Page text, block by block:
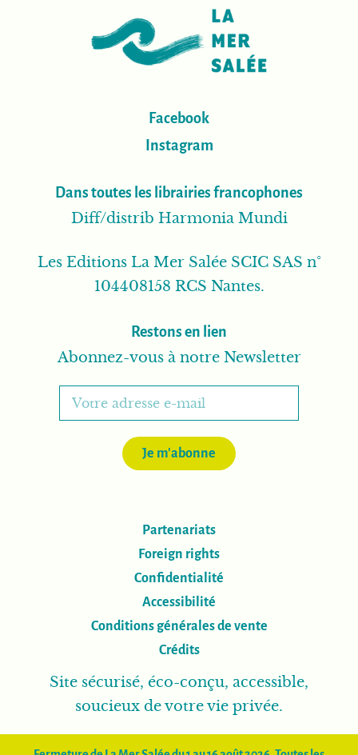
Facebook
Instagram
Dans toutes les librairies francophones
Diff/distrib Harmonia Mundi
Les Editions La Mer Salée SCIC SAS n°
104408158 RCS Nantes.
Restons en lien
Abonnez-vous à notre Newsletter
Je m'abonne
Partenariats
Foreign rights
Confidentialité
Accessibilité
Conditions générales de vente
Crédits
Site sécurisé, éco-conçu, accessible,
soucieux de votre vie privée.